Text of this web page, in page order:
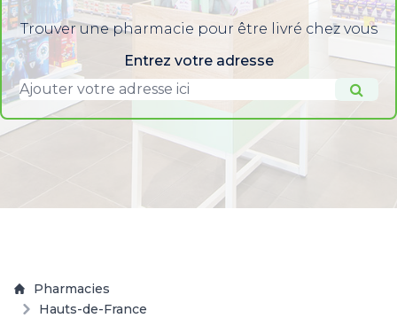
Trouver une pharmacie pour être livré chez vous
Entrez votre adresse
Pharmacies
Hauts-de-France